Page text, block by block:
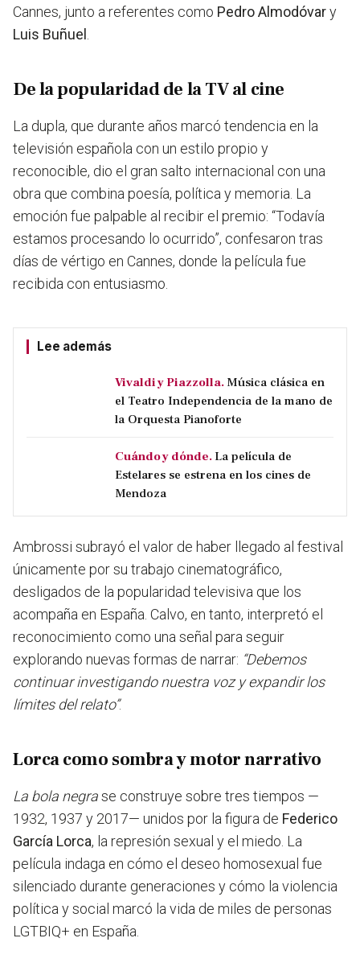
Cannes, junto a referentes como Pedro Almodóvary
Luis Buñuel
De la popularidad de la TV al cine
La dupla, que durante años marcó tendencia en la
televisión española con un estilo propio y
reconocible, dio el gran salto internacional con una
obra que combina poesía, política y memoria. La
emoción fue palpable al recibir el premio: “Todavía
estamos procesando lo ocurrido”, confesaron tras
días de vértigo en Cannes, donde la película fue
recibida con entusiasmo.
Lee además
Vivaldi y Piazzolla. Música clásica en
el Teatro Independencia de la mano de
la Orquesta Pianoforte
Cuándo y dónde. La película de
Estelares se estrena en los cines de
Mendoza
Ambrossi subrayó el valor de haber llegado al festival
únicamente por su trabajo cinematográfico,
desligados de la popularidad televisiva que los
acompaña en España. Calvo, en tanto, interpretó el
reconocimiento como una señal para seguir
explorando nuevas formas de narrar: “Debemos
continuar investigando nuestra voz y expandir los
límites del relato”.
Lorca como sombra y motor narrativo
La bola negrase construye sobre tres tiempos —
1932, 1937 y 2017— unidos por la figura de Federico
García Lorca, la represión sexual y el miedo. La
película indaga en cómo el deseo homosexual fue
silenciado durante generaciones y cómo la violencia
política y social marcó la vida de miles de personas
LGTBIQ+ en España